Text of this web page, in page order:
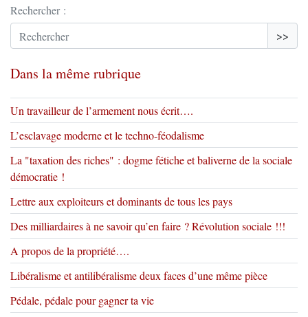
Rechercher :
>>
Dans la même rubrique
Un travailleur de l’armement nous écrit….
L’esclavage moderne et le techno-féodalisme
La "taxation des riches" : dogme fétiche et baliverne de la sociale
démocratie !
Lettre aux exploiteurs et dominants de tous les pays
Des milliardaires à ne savoir qu’en faire ? Révolution sociale !!!
A propos de la propriété….
Libéralisme et antilibéralisme deux faces d’une même pièce
Pédale, pédale pour gagner ta vie